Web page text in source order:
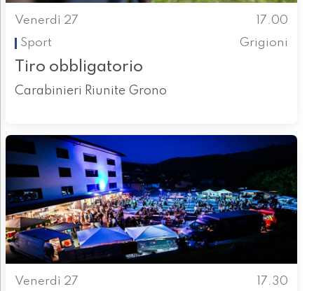
Venerdì 27
17.00
Sport
Grigioni
Tiro obbligatorio
Carabinieri Riunite Grono
Venerdì 27
17.30